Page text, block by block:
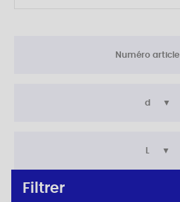
Numéro article
d
L
Filtrer